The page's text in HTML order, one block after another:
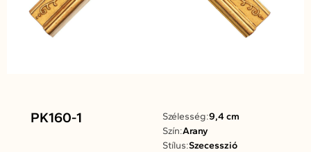
PK160-1 Szélesség:9,4 cm
Szín:Arany
Stílus:Szecesszió